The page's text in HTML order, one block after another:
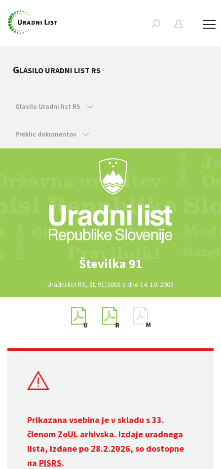
GLASILO URADNI LIST RS
Glasilo Uradni list RS
Preklic dokumentov
Številka 91
Uradni list RS, št. 91/2005 z dne 14. 10. 2005
Prikazana vsebina je v skladu s 33.
členom ZoUL arhivska. Izdaje uradnega
lista, izdane po 28.2.2026, so dostopne
na PISRS.